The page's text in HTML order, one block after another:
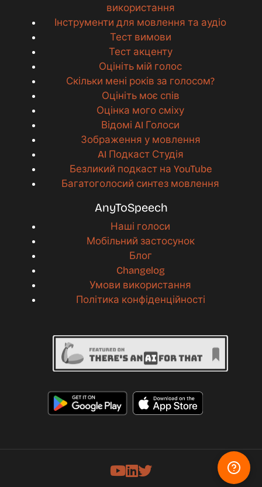
використання
Інструменти для мовлення та аудіо
Тест вимови
Тест акценту
Оцініть мій голос
Скільки мені років за голосом?
Оцініть моє спів
Оцінка мого сміху
Відомі AI Голоси
Зображення у мовлення
AI Подкаст Студія
Безликий подкаст на YouTube
Багатоголосий синтез мовлення
AnyToSpeech
Наші голоси
Мобільний застосунок
Блог
Changelog
Умови використання
Політика конфіденційності